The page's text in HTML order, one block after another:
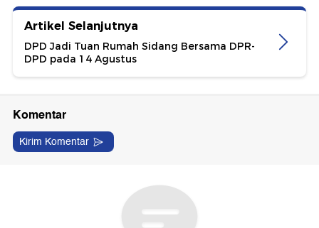
Artikel Selanjutnya
DPD Jadi Tuan Rumah Sidang Bersama DPR-
DPD pada 14 Agustus